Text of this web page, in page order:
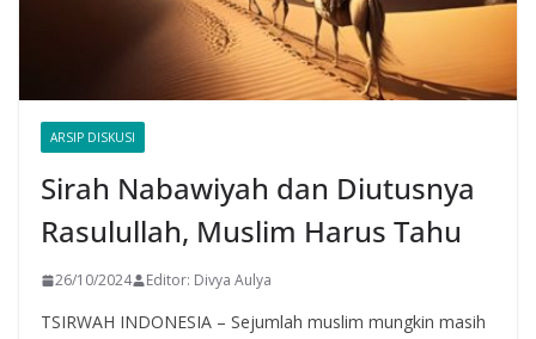
ARSIP DISKUSI
Sirah Nabawiyah dan Diutusnya
Rasulullah, Muslim Harus Tahu
26/10/2024 Editor: Divya Aulya
TSIRWAH INDONESIA – Sejumlah muslim mungkin masih